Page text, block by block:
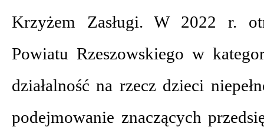
Krzyżem Zasługi. W 2022 r.
Powiatu Rzeszowskiego w
działalność na rzecz dzieci
podejmowanie znaczących